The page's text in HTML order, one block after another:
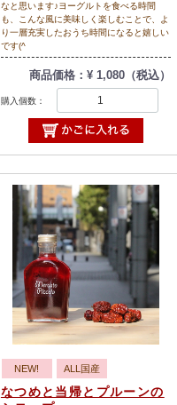
なと思います♪ヨーグルトを食べる時間
も、こんな風に美味しく楽しむことで、よ
り一層充実したおうち時間になると嬉しい
です(^
商品価格：¥ 1,080（税込）
購入個数：
NEW! ALL国産
なつめと当帰とプルーンの